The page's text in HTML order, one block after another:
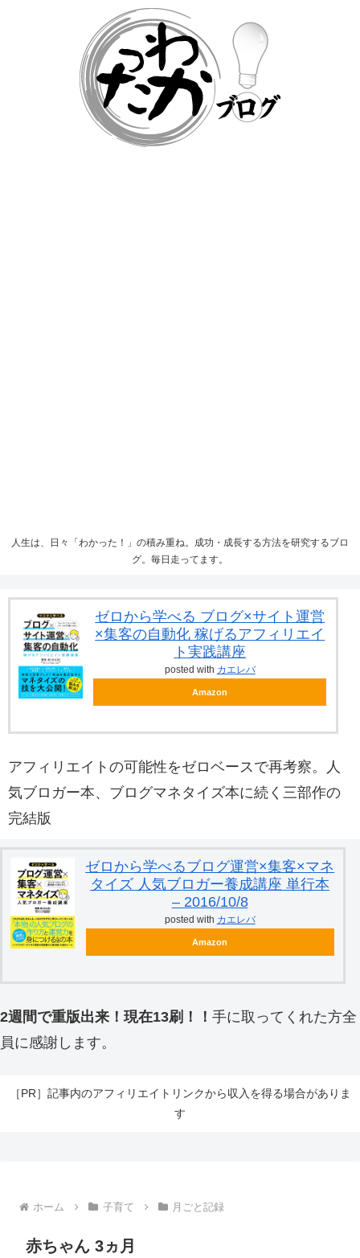
人生は、日々「わかった！」の積み重ね。成功・成長する方法を研究するブロ
グ。毎日走ってます。
ゼロから学べる ブログ×サイト運営
×集客の自動化 稼げるアフィリエイ
ト実践講座
posted with カエレバ
Amazon
アフィリエイトの可能性をゼロベースで再考察。人
気ブロガー本、ブログマネタイズ本に続く三部作の
完結版
ゼロから学べるブログ運営×集客×マネ
タイズ 人気ブロガー養成講座 単行本
– 2016/10/8
posted with カエレバ
Amazon
2週間で重版出来！現在13刷！！ 手に取ってくれた方全
員に感謝します。
［PR］記事内のアフィリエイトリンクから収入を得る場合がありま
す
ホーム 子育て 月ごと記録
赤ちゃん 3ヵ月